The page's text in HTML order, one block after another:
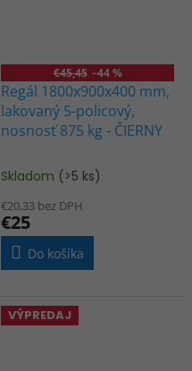
€45,45 –44 %
Regál 1800x900x400 mm,
lakovaný 5-policový,
nosnosť 875 kg - ČIERNY
Priemerné
produktu
je
3,3
Skladom (>5 ks)
€20,33 bez DPH
€25
Do košíka
VÝPREDAJ